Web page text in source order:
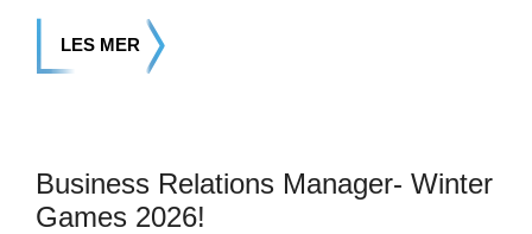
LES MER
Business Relations Manager- Winter
Games 2026!